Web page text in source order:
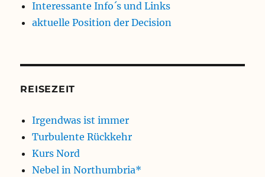
Interessante Info´s und Links
aktuelle Position der Decision
REISEZEIT
Irgendwas ist immer
Turbulente Rückkehr
Kurs Nord
Nebel in Northumbria*